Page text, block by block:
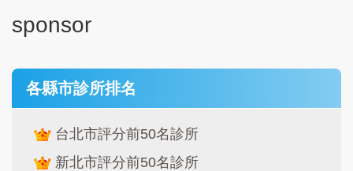
sponsor
各縣市診所排名
台北市評分前50名診所
新北市評分前50名診所